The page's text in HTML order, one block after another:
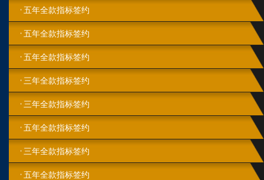
五年全款指标签约
五年全款指标签约
五年全款指标签约
三年全款指标签约
三年全款指标签约
五年全款指标签约
三年全款指标签约
五年全款指标签约